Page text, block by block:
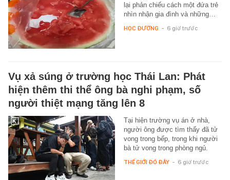
lại phản chiếu cách một đứa trẻ
nhìn nhận gia đình và những…
HỌC ĐƯỜNG - 6 giờ trước
Vụ xả súng ở trường học Thái Lan: Phát
hiện thêm thi thể ông bà nghi phạm, số
người thiệt mạng tăng lên 8
Tại hiện trường vụ án ở nhà,
người ông được tìm thấy đã tử
vong trong bếp, trong khi người
bà tử vong trong phòng ngủ.
THẾ GIỚI ĐÓ ĐÂY - 6 giờ trước